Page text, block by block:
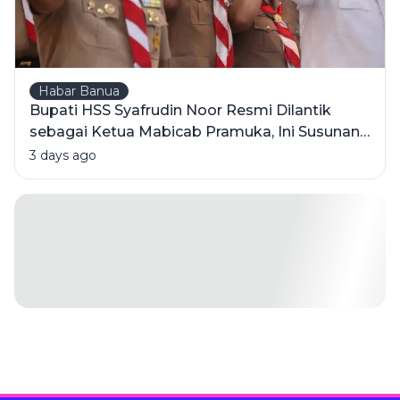
Habar Banua
Bupati HSS Syafrudin Noor Resmi Dilantik
sebagai Ketua Mabicab Pramuka, Ini Susunan
Pengurus 2025-2030
3 days ago